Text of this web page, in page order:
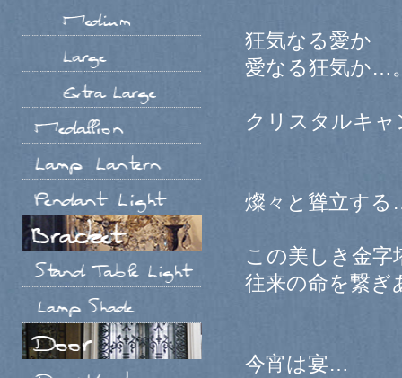
狂気なる愛か
愛なる狂気か…
クリスタルキ
燦々と聳立す
この美しき金字
往来の命を繋ぎ
今宵は宴…